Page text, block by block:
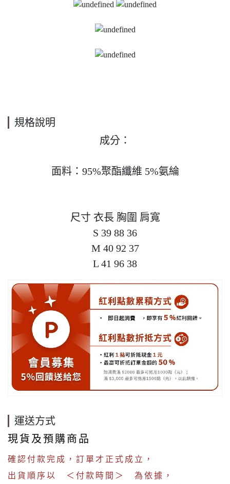
規格說明
成分：
面料：95%聚酯纖維 5%氨綸
尺寸 衣長 胸圍 肩寬
S 39 88 36
M 40 92 37
L 41 96 38
運送方式
現貨及預購商品
確認付款完成，訂單才正式成立，
出貨順序以 ＜付款時間＞ 為依據，